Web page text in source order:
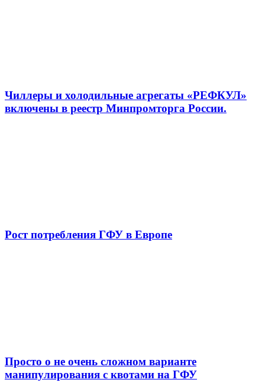
Чиллеры и холодильные агрегаты «РЕФКУЛ»
включены в реестр Минпромторга России.
Рост потребления ГФУ в Европе
Просто о не очень сложном варианте
манипулирования с квотами на ГФУ